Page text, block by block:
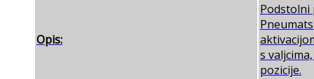
Opis:
Podstolni
s
pozicije.